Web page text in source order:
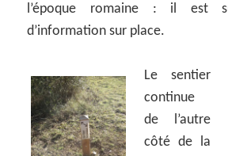
l’époque romaine : il est
d’information sur place.
Le sentier
continue
de l’autre
côté de la